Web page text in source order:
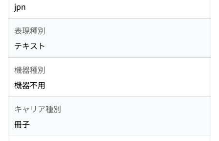
jpn
表現種別
テキスト
機器種別
機器不用
キャリア種別
冊子